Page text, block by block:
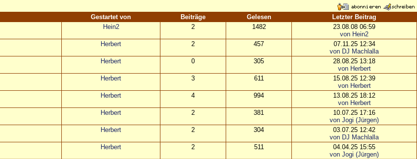
Gestartet von Beiträge Gelesen
Letzter Beitrag
Hein2 2 1482
23.08.08 06:59
von Hein2
Herbert 2 457
07.11.25 12:34
von DJ Machlalla
Herbert 0 305
28.08.25 13:18
von Herbert
Herbert 3 611
15.08.25 12:39
von Herbert
Herbert 4 994
13.08.25 18:12
von Herbert
Herbert 2 381
10.07.25 17:16
von Jogi (Jürgen)
Herbert 2 304
03.07.25 12:42
von DJ Machlalla
Herbert 2 511
04.04.25 15:55
von Jogi (Jürgen)